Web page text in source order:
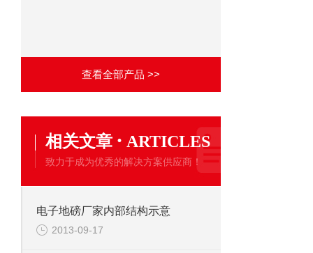
查看全部产品 >>
相关文章 · ARTICLES
致力于成为优秀的解决方案供应商！
电子地磅厂家内部结构示意
2013-09-17